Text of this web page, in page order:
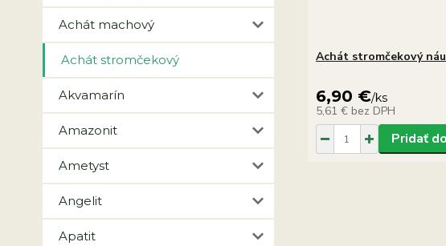
Achát machový
Achát stromčekový
Akvamarín
Amazonit
Ametyst
Angelit
Apatit
Achát stromčekový
6,90 €/ks
5,61 € bez DPH
Pridať